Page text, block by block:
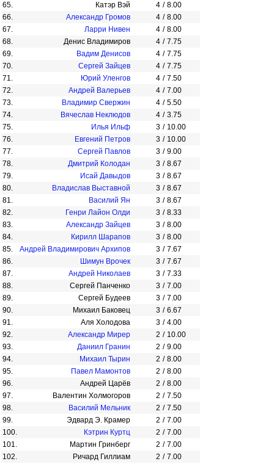
65.
Катэр Вэй 4 / 8.00
66.
Александр Громов 4 / 8.00
67.
Ларри Нивен 4 / 8.00
68.
Денис Владимиров 4 / 7.75
69.
Вадим Денисов 4 / 7.75
70.
Сергей Зайцев 4 / 7.75
71.
Юрий Уленгов 4 / 7.50
72.
Андрей Валерьев 4 / 7.00
73.
Владимир Свержин 4 / 5.50
74.
Вячеслав Неклюдов 4 / 3.75
75.
Илья Ильф 3 / 10.00
76.
Евгений Петров 3 / 10.00
77.
Сергей Павлов 3 / 9.00
78.
Дмитрий Колодан 3 / 8.67
79.
Исай Давыдов 3 / 8.67
80.
Владислав Выставной 3 / 8.67
81.
Василий Ян 3 / 8.67
82.
Генри Лайон Олди 3 / 8.33
83.
Александр Зайцев 3 / 8.00
84.
Кирилл Шарапов 3 / 8.00
85.
Андрей Владимирович Архипов 3 / 7.67
86.
Шимун Врочек 3 / 7.67
87.
Андрей Николаев 3 / 7.33
88.
Сергей Панченко 3 / 7.00
89.
Сергей Будеев 3 / 7.00
90.
Михаил Баковец 3 / 6.67
91.
Аля Холодова 3 / 4.00
92.
Александр Мирер 2 / 10.00
93.
Даниил Гранин 2 / 9.00
94.
Михаил Тырин 2 / 8.00
95.
Павел Мамонтов 2 / 8.00
96.
Андрей Царёв 2 / 8.00
97.
Валентин Холмогоров 2 / 7.50
98.
Василий Мельник 2 / 7.50
99.
Эдвард Э. Крамер 2 / 7.00
100.
Кэтрин Куртц 2 / 7.00
101.
Мартин Гринберг 2 / 7.00
102.
Ричард Гиллиам 2 / 7.00